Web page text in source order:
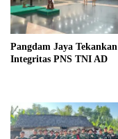
Pangdam Jaya Tekankan
Integritas PNS TNI AD